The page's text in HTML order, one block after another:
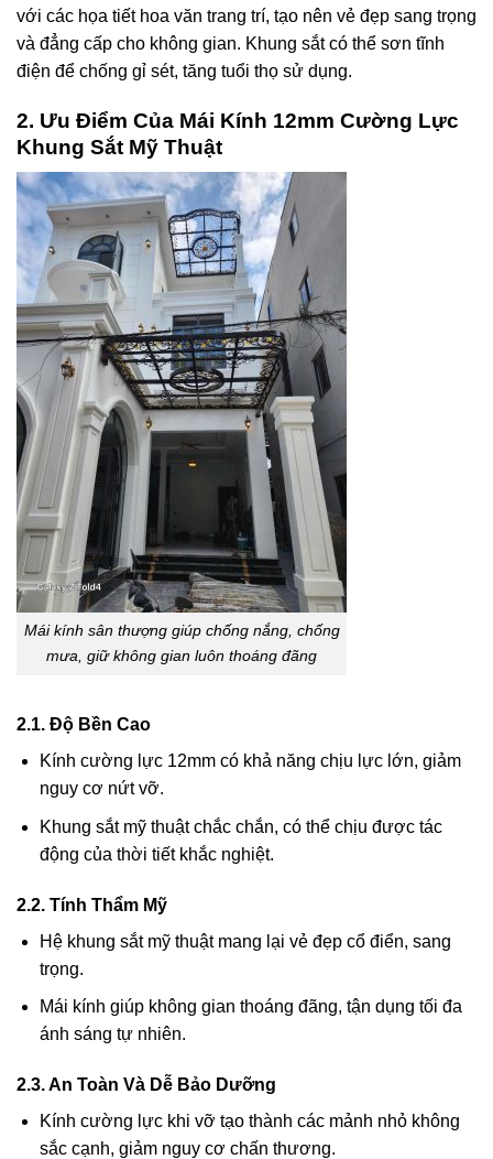
với các họa tiết hoa văn trang trí, tạo nên vẻ đẹp sang trọng
và đẳng cấp cho không gian. Khung sắt có thể sơn tĩnh
điện để chống gỉ sét, tăng tuổi thọ sử dụng.
2. Ưu Điểm Của Mái Kính 12mm Cường Lực
Khung Sắt Mỹ Thuật
Mái kính sân thượng giúp chống nắng, chống
mưa, giữ không gian luôn thoáng đãng
2.1. Độ Bền Cao
Kính cường lực 12mm có khả năng chịu lực lớn, giảm
nguy cơ nứt vỡ.
Khung sắt mỹ thuật chắc chắn, có thể chịu được tác
động của thời tiết khắc nghiệt.
2.2. Tính Thẩm Mỹ
Hệ khung sắt mỹ thuật mang lại vẻ đẹp cổ điển, sang
trọng.
Mái kính giúp không gian thoáng đãng, tận dụng tối đa
ánh sáng tự nhiên.
2.3. An Toàn Và Dễ Bảo Dưỡng
Kính cường lực khi vỡ tạo thành các mảnh nhỏ không
sắc cạnh, giảm nguy cơ chấn thương.